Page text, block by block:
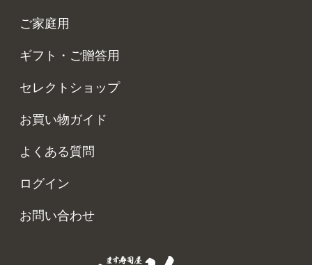
ご家庭用
ギフト・ご贈答用
セレクトショップ
お買い物ガイド
よくある質問
ログイン
お問い合わせ